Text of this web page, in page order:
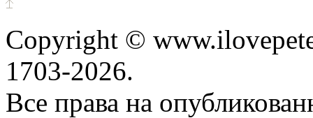
Copyright ©
1703-2026.
Все права на